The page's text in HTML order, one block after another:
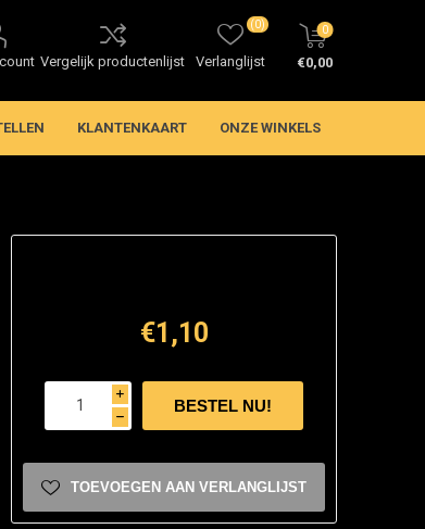
Vergelijk productenlijst Verlanglijst
(0) 0
€0,00
KLANTENKAART ONZE WINKELS
€1,10
i
h
TOEVOEGEN AAN VERLANGLIJST